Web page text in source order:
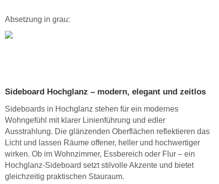
Absetzung in grau:
Sideboard Hochglanz – modern, elegant und zeitlos
Sideboards in Hochglanz stehen für ein modernes
Wohngefühl mit klarer Linienführung und edler
Ausstrahlung. Die glänzenden Oberflächen reflektieren das
Licht und lassen Räume offener, heller und hochwertiger
wirken. Ob im Wohnzimmer, Essbereich oder Flur – ein
Hochglanz-Sideboard setzt stilvolle Akzente und bietet
gleichzeitig praktischen Stauraum.